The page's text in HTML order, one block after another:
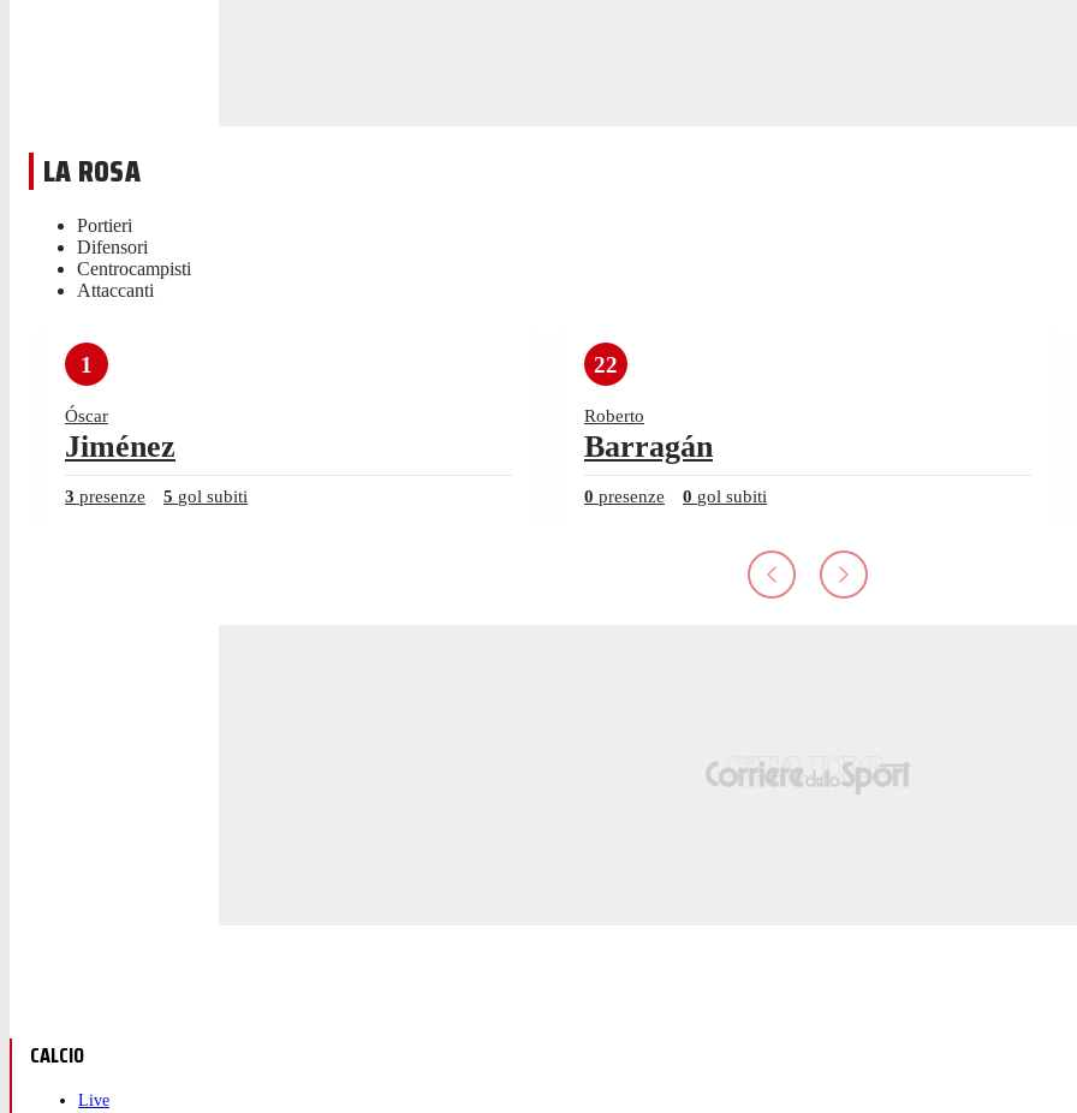
LA ROSA
Portieri
Difensori
Centrocampisti
Attaccanti
1
Óscar
Jiménez
3 presenze 5 gol subiti
22
Roberto
Barragán
0 presenze 0 gol subiti
CALCIO
Live